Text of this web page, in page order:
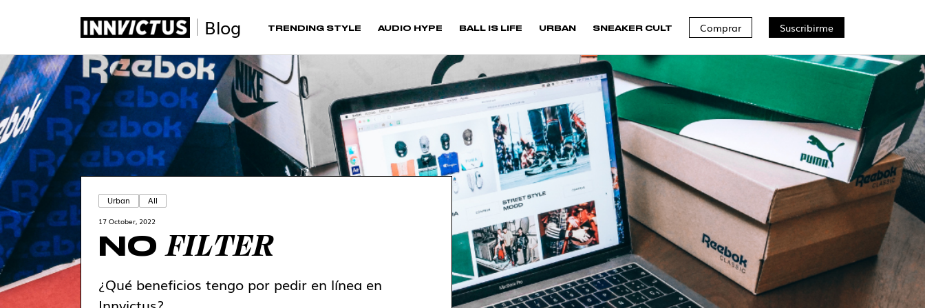
Blog TRENDING STYLE AUDIO HYPE BALL IS LIFE URBAN SNEAKER CULT Comprar Suscribirme
Urban All
17 October, 2022
NOFILTER
¿Qué beneficios tengo por pedir en línea en